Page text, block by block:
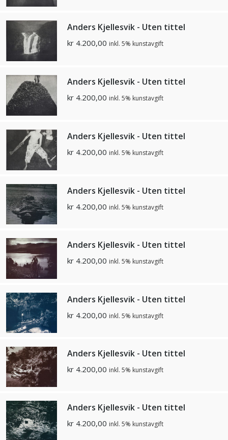
Anders Kjellesvik - Uten tittel
kr 4.200,00 inkl. 5% kunstavgift
Anders Kjellesvik - Uten tittel
kr 4.200,00 inkl. 5% kunstavgift
Anders Kjellesvik - Uten tittel
kr 4.200,00 inkl. 5% kunstavgift
Anders Kjellesvik - Uten tittel
kr 4.200,00 inkl. 5% kunstavgift
Anders Kjellesvik - Uten tittel
kr 4.200,00 inkl. 5% kunstavgift
Anders Kjellesvik - Uten tittel
kr 4.200,00 inkl. 5% kunstavgift
Anders Kjellesvik - Uten tittel
kr 4.200,00 inkl. 5% kunstavgift
Anders Kjellesvik - Uten tittel
kr 4.200,00 inkl. 5% kunstavgift